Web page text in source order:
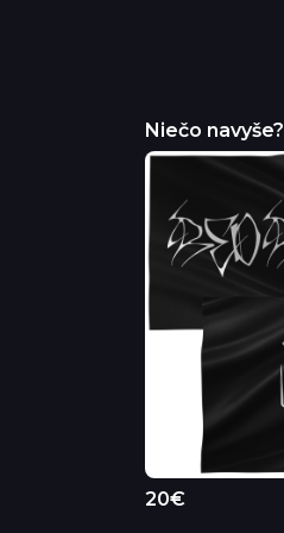
Niečo navyše?
20€